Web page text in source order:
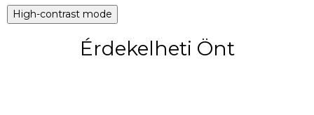
High-contrast mode
Érdekelheti Önt